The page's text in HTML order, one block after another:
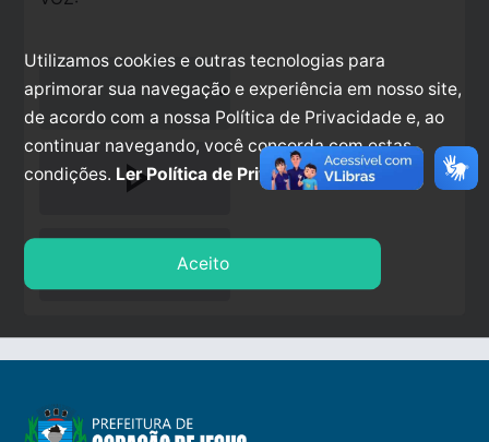
play_arrow
Utilizamos cookies e outras tecnologias para
aprimorar sua navegação e experiência em nosso site,
de acordo com a nossa Política de Privacidade e, ao
continuar navegando, você concorda com estas
condições. Ler Política de Privacidade.
Aceito